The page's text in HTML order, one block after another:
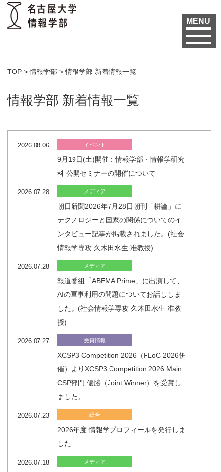
MENU
TOP >情報学部 >情報学部 新着情報一覧
情報学部 新着情報一覧
2026.08.06 イベント
9月19日(土)開催：情報学部・情報学研究
科 公開セミナーの開催について
2026.07.28 メディア
朝日新聞2026年7月28日朝刊「耕論」に
テクノロジーと国家の関係についてのイ
ンタビュー記事が掲載されました。(社会
情報学専攻 久木田水生 准教授)
2026.07.28 メディア
報道番組「ABEMA Prime」に出演して、
AIの軍事利用の問題についてお話ししま
した。(社会情報学専攻 久木田水生 准教
授)
2026.07.27 受賞情報
XCSP3 Competition 2026（FLoC 2026併
催）よりXCSP3 Competition 2026 Main
CSP部門 優勝（Joint Winner）を受賞し
ました。
2026.07.23 総合
2026年度 情報学プロフィールを発行しま
した
2026.07.18 メディア